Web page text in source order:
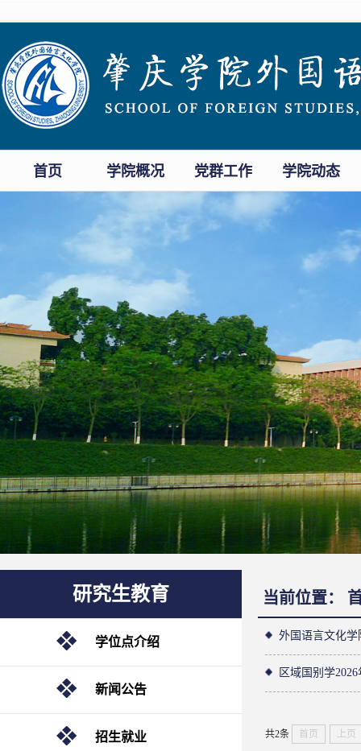
首页 学院概况 党群工作 学院动态
研究生教育
学位点介绍
新闻公告
招生就业
当前位置：
外国语言文化学
区域国别学
共2条 首页 上页